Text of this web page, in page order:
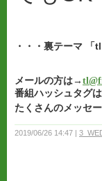
・・・裏テーマ 「
メールの方は→
番組ハッシュタグ
たくさんのメッセ
2019/06/26 14:47